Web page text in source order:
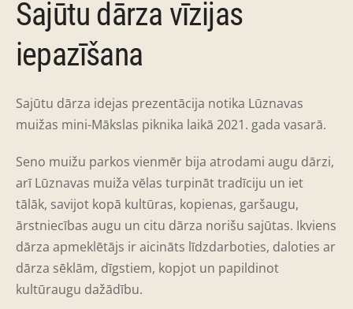
Sajūtu dārza vīzijas
iepazīšana
Sajūtu dārza idejas prezentācija notika Lūznavas
muižas mini-Mākslas piknika laikā 2021. gada vasarā.
Seno muižu parkos vienmēr bija atrodami augu dārzi,
arī Lūznavas muiža vēlas turpināt tradīciju un iet
tālāk, savijot kopā kultūras, kopienas, garšaugu,
ārstniecības augu un citu dārza norišu sajūtas. Ikviens
dārza apmeklētājs ir aicināts līdzdarboties, daloties ar
dārza sēklām, dīgstiem, kopjot un papildinot
kultūraugu dažādību.